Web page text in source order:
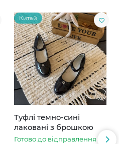
Китай
Туфлі темно-сині
лаковані з брошкою
Готово до відправлення